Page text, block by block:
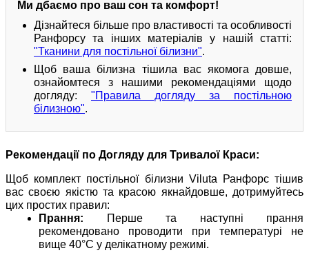
Ми дбаємо про ваш сон та комфорт!
Дізнайтеся більше про властивості та особливості
Ранфорсу та інших матеріалів у нашій статті:
"Тканини для постільної білизни".
Щоб ваша білизна тішила вас якомога довше,
ознайомтеся з нашими рекомендаціями щодо
догляду: "Правила догляду за постільною
білизною".
Рекомендації по Догляду для Тривалої Краси:
Щоб комплект постільної білизни Viluta Ранфорс тішив
вас своєю якістю та красою якнайдовше, дотримуйтесь
цих простих правил:
Прання: Перше та наступні прання
рекомендовано проводити при температурі не
вище 40°C у делікатному режимі.